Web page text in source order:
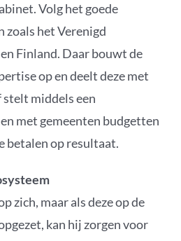
Volg het goede
zoals het Verenigd
Finland. Daar bouwt de
op en deelt deze met
stelt middels een
met gemeenten budgetten
betalen op resultaat.
zich, maar als deze op de
kan hij zorgen voor